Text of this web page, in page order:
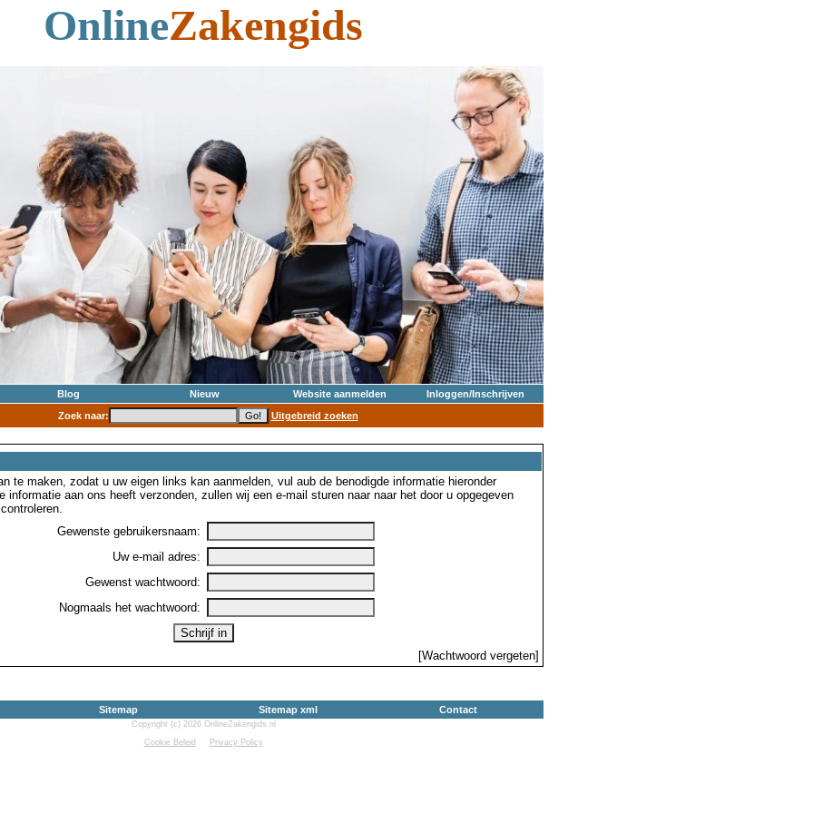
OnlineZakengids
Blog Nieuw Website aanmelden
Inloggen/Inschrijven
Zoek naar:
Uitgebreid zoeken
te maken, zodat u uw eigen links kan aanmelden, vul aub de benodigde informatie hieronder
informatie aan ons heeft verzonden, zullen wij een e-mail sturen naar naar het door u opgegeven
Gewenste gebruikersnaam:
Uw e-mail adres:
Gewenst wachtwoord:
Nogmaals het wachtwoord:
[Wachtwoord vergeten]
Sitemap Sitemap xml Contact
Copyright (c) 2026 OnlineZakengids.nl
Cookie Beleid
Privacy Policy